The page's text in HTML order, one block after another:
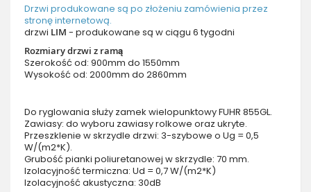
Drzwi produkowane są po złożeniu zamówienia przez
stronę internetową.
drzwi LIM - produkowane są w ciągu 6 tygodni
Rozmiary drzwi z ramą
Szerokość od: 900mm do 1550mm
Wysokość od: 2000mm do 2860mm
Do ryglowania służy zamek wielopunktowy FUHR 855GL.
Zawiasy: do wyboru zawiasy rolkowe oraz ukryte.
Przeszklenie w skrzydle drzwi: 3-szybowe o Ug = 0,5
W/(m2*K).
Grubość pianki poliuretanowej w skrzydle: 70 mm.
Izolacyjność termiczna: Ud = 0,7 W/(m2*K)
Izolacyjność akustyczna: 30dB